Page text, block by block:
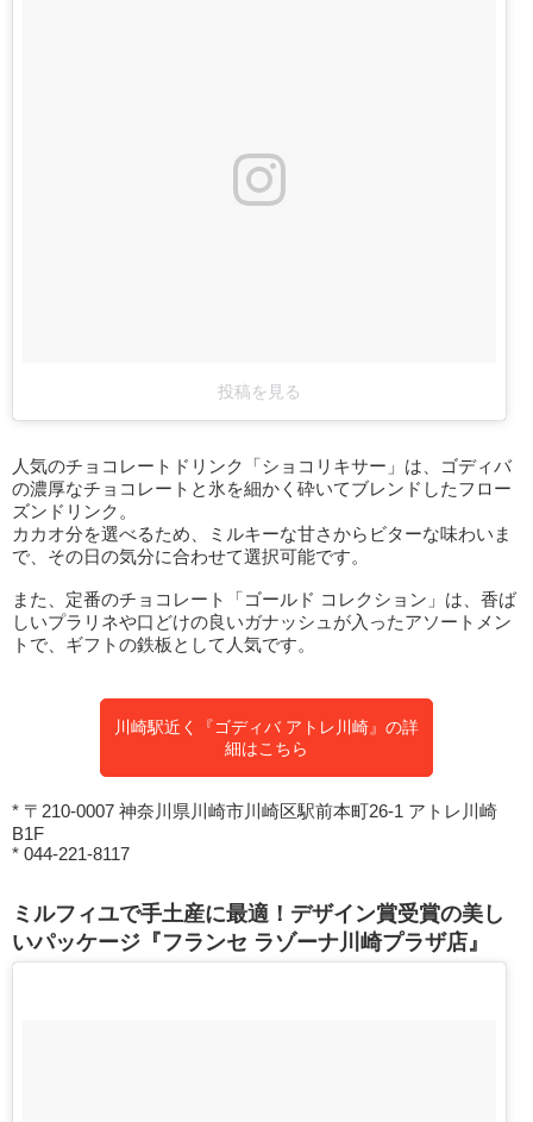
投稿を見る
人気のチョコレートドリンク「ショコリキサー」は、ゴディバ
の濃厚なチョコレートと氷を細かく砕いてブレンドしたフロー
ズンドリンク。
カカオ分を選べるため、ミルキーな甘さからビターな味わいま
で、その日の気分に合わせて選択可能です。
また、定番のチョコレート「ゴールド コレクション」は、香ば
しいプラリネや口どけの良いガナッシュが入ったアソートメン
トで、ギフトの鉄板として人気です。
川崎駅近く『ゴディバ アトレ川崎』の詳
細はこちら
* 〒210-0007 神奈川県川崎市川崎区駅前本町26-1 アトレ川崎
B1F
* 044-221-8117
ミルフィユで手土産に最適！デザイン賞受賞の美し
いパッケージ『フランセ ラゾーナ川崎プラザ店』